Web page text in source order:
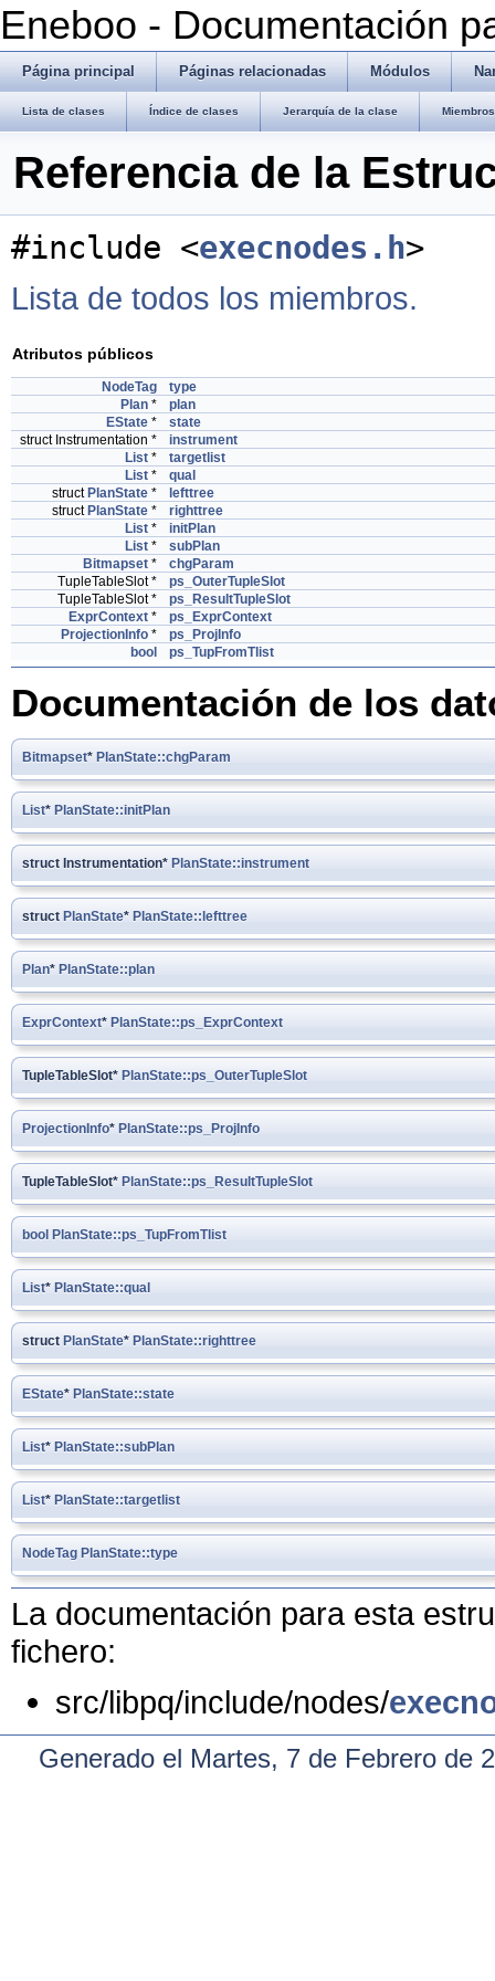
Eneboo - Documentación
Página principal Páginas relacionadas Módulos
Lista de clases Índice de clases Jerarquía de la clase
Referencia de la
#include <execnodes.h>
Lista de todos los miembros.
Atributos públicos
NodeTag
type
Plan *
plan
EState *
state
struct Instrumentation *
instrument
List *
targetlist
List *
qual
struct PlanState *
lefttree
struct PlanState *
righttree
List *
initPlan
List *
subPlan
Bitmapset *
chgParam
TupleTableSlot *
ps_OuterTupleSlot
TupleTableSlot *
ps_ResultTupleSlot
ExprContext *
ps_ExprContext
ProjectionInfo *
ps_ProjInfo
bool
ps_TupFromTlist
Documentación de los
Bitmapset* PlanState::chgParam
List* PlanState::initPlan
struct Instrumentation* PlanState::instrument
struct PlanState* PlanState::lefttree
Plan* PlanState::plan
ExprContext* PlanState::ps_ExprContext
TupleTableSlot* PlanState::ps_OuterTupleSlot
ProjectionInfo* PlanState::ps_ProjInfo
TupleTableSlot* PlanState::ps_ResultTupleSlot
bool PlanState::ps_TupFromTlist
List* PlanState::qual
struct PlanState* PlanState::righttree
EState* PlanState::state
List* PlanState::subPlan
List* PlanState::targetlist
NodeTag PlanState::type
La documentación para esta
fichero:
src/libpq/include/nodes/
Generado el Martes, 7 de Febrero de